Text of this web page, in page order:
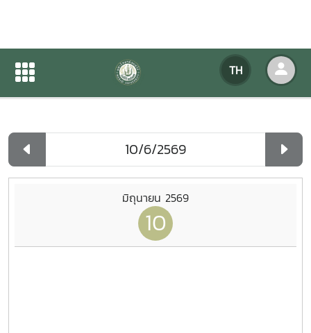
TH
ปฏิทินกิจกรรมของหน่วยงาน
ปฏิทินกิจกรรมของหน่วยงาน
มิถุนายน 2569
10